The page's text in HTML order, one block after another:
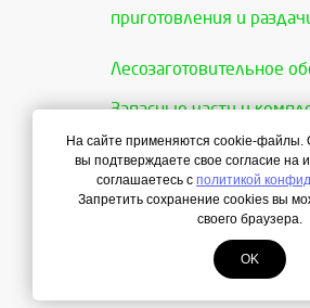
приготовления и
Лесозаготовительное
Запасные части и
На сайте применяются cookie-файлы.
вы подтверждаете свое согласие на
соглашаетесь с политикой
Запретить сохранение cookies вы
своего браузера.
OK